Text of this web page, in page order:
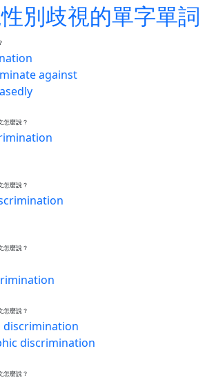
別歧視的單字單詞
against
怎麼說？
怎麼說？
怎麼說？
怎麼說？
discrimination
discrimination
怎麼說？